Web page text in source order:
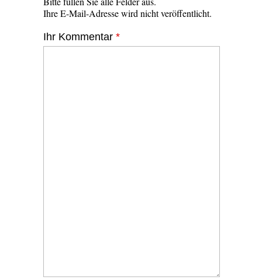
Ihre E-Mail-Adresse wird nicht veröffentlicht.
Ihr Kommentar *